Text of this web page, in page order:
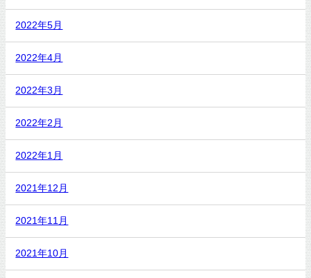
2022年5月
2022年4月
2022年3月
2022年2月
2022年1月
2021年12月
2021年11月
2021年10月